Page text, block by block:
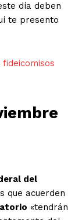
día deben
te presento
del
que acuerden
«tendrán